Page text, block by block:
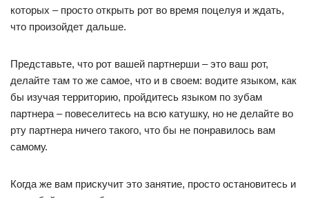
которых – просто открыть рот во время поцелуя и ждать,
что произойдет дальше.
Представьте, что рот вашей партнерши – это ваш рот,
делайте там то же самое, что и в своем: водите языком, как
бы изучая территорию, пройдитесь языком по зубам
партнера – повеселитесь на всю катушку, но не делайте во
рту партнера ничего такого, что бы не понравилось вам
самому.
Когда же вам прискучит это занятие, просто остановитесь и